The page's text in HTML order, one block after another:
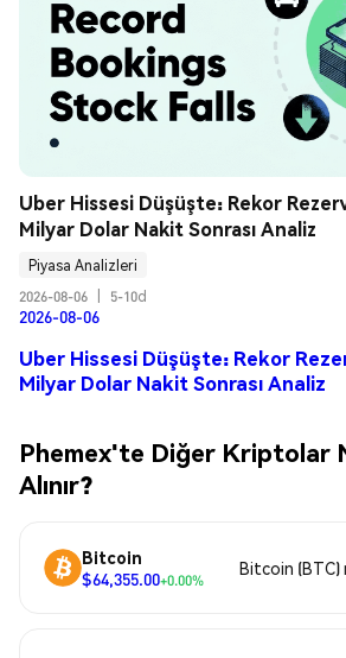
Uber Hissesi Düşüşte: Rekor
Milyar Dolar Nakit Sonrası Analiz
Piyasa Analizleri
2026-08-06
5-10d
2026-08-06
Uber Hissesi Düşüşte: Rekor
Milyar Dolar Nakit Sonrası Analiz
Phemex'te Diğer Kriptolar
Alınır?
Bitcoin
$64,355.00+0.00%
Bitcoin (BTC)